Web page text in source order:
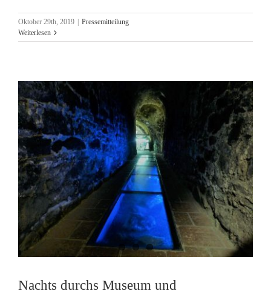
Oktober 29th, 2019
Pressemitteilung
Weiterlesen
Nachts durchs Museum und